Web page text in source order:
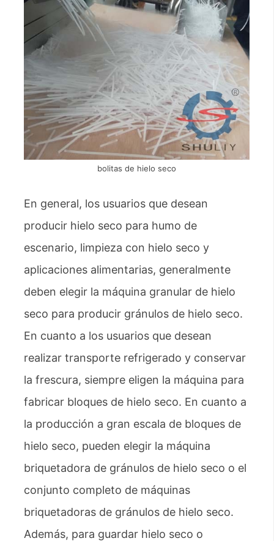
bolitas de hielo seco
En general, los usuarios que desean
producir hielo seco para humo de
escenario, limpieza con hielo seco y
aplicaciones alimentarias, generalmente
deben elegir la máquina granular de hielo
seco para producir gránulos de hielo seco.
En cuanto a los usuarios que desean
realizar transporte refrigerado y conservar
la frescura, siempre eligen la máquina para
fabricar bloques de hielo seco. En cuanto a
la producción a gran escala de bloques de
hielo seco, pueden elegir la máquina
briquetadora de gránulos de hielo seco o el
conjunto completo de máquinas
briquetadoras de gránulos de hielo seco.
Además, para guardar hielo seco o